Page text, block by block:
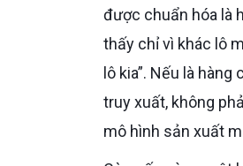
được chuẩn hóa là
thấy chỉ vì khác lô
lô kia”. Nếu là
truy xuất, không
mô hình sản xuất